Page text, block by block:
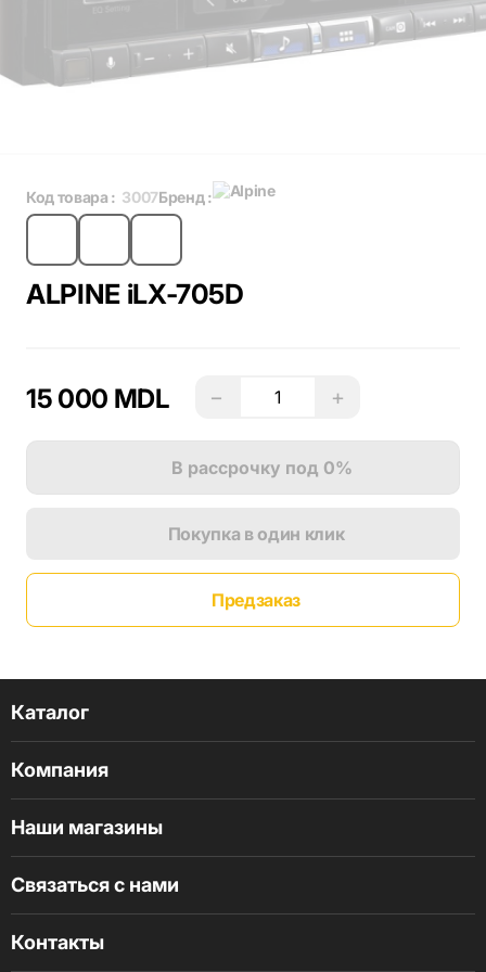
Код товара : 3007Бренд :
ALPINE iLX-705D
15 000 MDL − +
В рассрочку под 0%
Покупка в один клик
Предзаказ
Каталог
Компания
Наши магазины
Связаться с нами
Контакты